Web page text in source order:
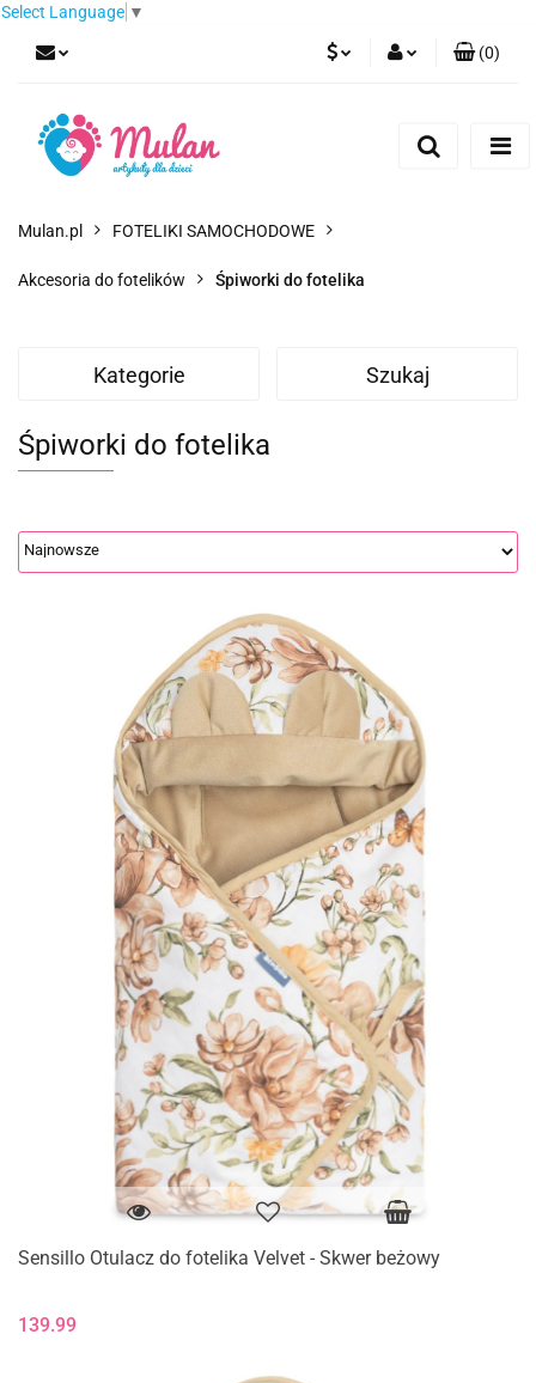
Select Language ▼
(0)
Mulan.pl FOTELIKI SAMOCHODOWE
Akcesoria do fotelików Śpiworki do fotelika
Kategorie Szukaj
Śpiworki do fotelika
Sensillo Otulacz do fotelika Velvet - Skwer beżowy
139.99